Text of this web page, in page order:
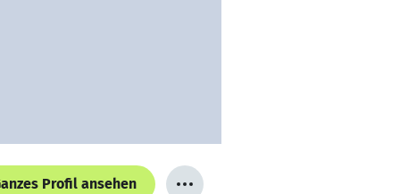
Profil ansehen